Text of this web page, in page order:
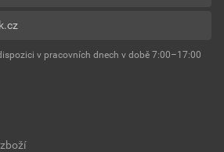
v pracovních dnech v době 7:00–17:00